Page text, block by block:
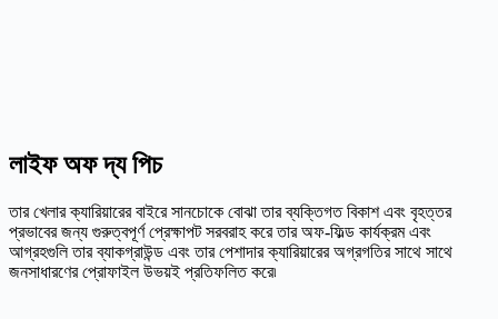
লাইফ অফ দ্য পিচ
তার খেলার ক্যারিয়ারের বাইরে সানচোকে বোঝা তার ব্যক্তিগত বিকাশ এবং বৃহত্তর
প্রভাবের জন্য গুরুত্বপূর্ণ প্রেক্ষাপট সরবরাহ করে তার অফ-ফিল্ড কার্যক্রম এবং
আগ্রহগুলি তার ব্যাকগ্রাউন্ড এবং তার পেশাদার ক্যারিয়ারের অগ্রগতির সাথে সাথে
জনসাধারণের প্রোফাইল উভয়ই প্রতিফলিত করে৷